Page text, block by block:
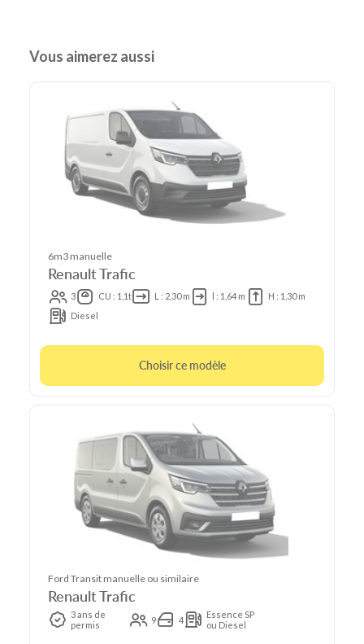
Vous aimerez aussi
6m3 manuelle
Renault Trafic
3 CU : 1,1t L : 2,30 m l : 1,64 m
H : 1,30 m
Diesel
Choisir ce modèle
Ford Transit manuelle ou similaire
Renault Trafic
3 ans de
permis
9 4
Essence SP
ou Diesel